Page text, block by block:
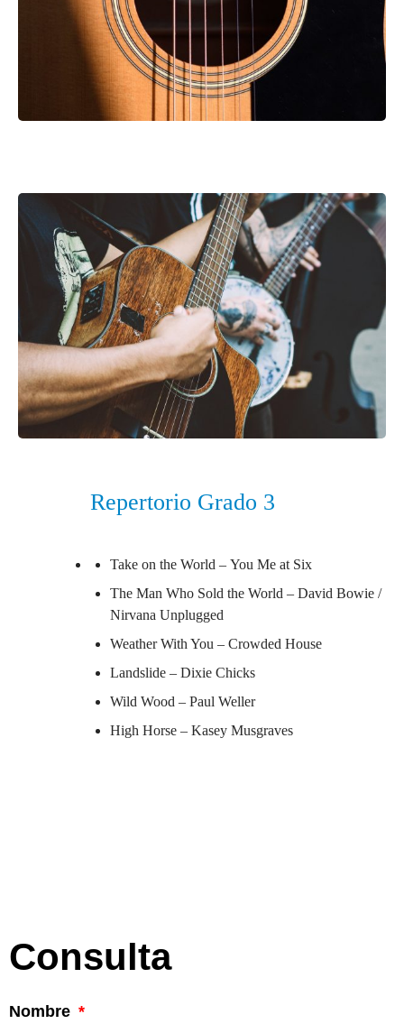
Repertorio Grado 3
Take on the World –You Me at Six
The Man Who Sold the World –David Bowie /
Nirvana Unplugged
Weather With You –Crowded House
Landslide –Dixie Chicks
Wild Wood –Paul Weller
High Horse –Kasey Musgraves
Consulta
Nombre